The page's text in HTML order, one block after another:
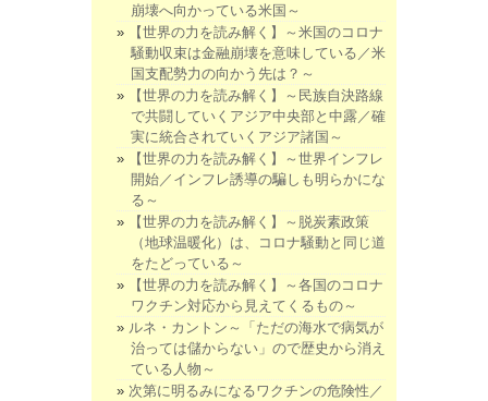
崩壊へ向かっている米国～
【世界の力を読み解く】～米国のコロナ
騒動収束は金融崩壊を意味している／米
国支配勢力の向かう先は？～
【世界の力を読み解く】～民族自決路線
で共闘していくアジア中央部と中露／確
実に統合されていくアジア諸国～
【世界の力を読み解く】～世界インフレ
開始／インフレ誘導の騙しも明らかにな
る～
【世界の力を読み解く】～脱炭素政策
（地球温暖化）は、コロナ騒動と同じ道
をたどっている～
【世界の力を読み解く】～各国のコロナ
ワクチン対応から見えてくるもの～
ルネ・カントン～「ただの海水で病気が
治っては儲からない」ので歴史から消え
ている人物～
次第に明るみになるワクチンの危険性／